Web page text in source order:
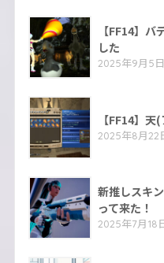
【FF14】
した
2025年9月5日
【FF14】
2025年8月22
新推しスキ
って来た！
2025年7月18